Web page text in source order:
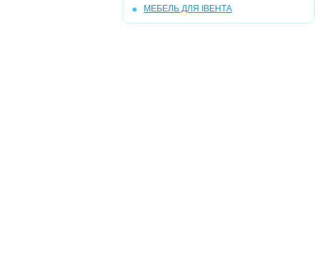
МЕБЕЛЬ ДЛЯ ІВЕНТА